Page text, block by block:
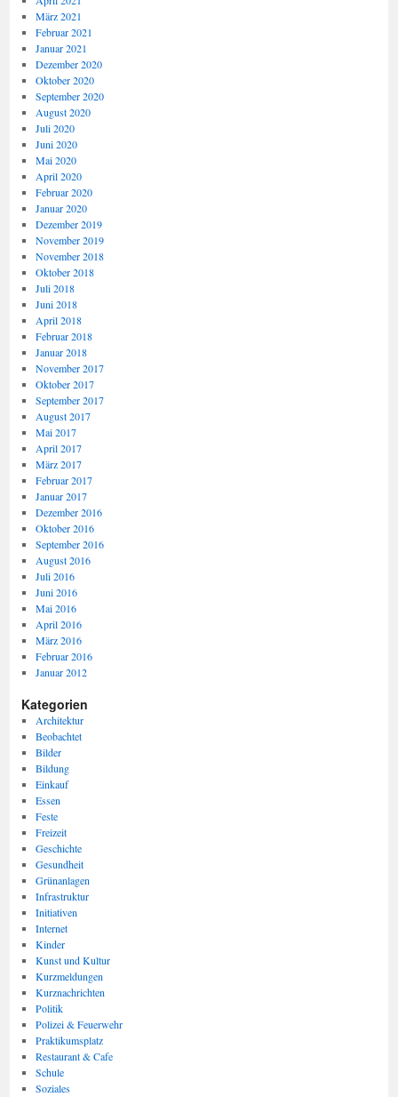
März 2021
Februar 2021
Januar 2021
Dezember 2020
Oktober 2020
September 2020
August 2020
Juli 2020
Juni 2020
Mai 2020
April 2020
Februar 2020
Januar 2020
Dezember 2019
November 2019
November 2018
Oktober 2018
Juli 2018
Juni 2018
April 2018
Februar 2018
Januar 2018
November 2017
Oktober 2017
September 2017
August 2017
Mai 2017
April 2017
März 2017
Februar 2017
Januar 2017
Dezember 2016
Oktober 2016
September 2016
August 2016
Juli 2016
Juni 2016
Mai 2016
April 2016
März 2016
Februar 2016
Januar 2012
Kategorien
Architektur
Beobachtet
Bilder
Bildung
Einkauf
Essen
Feste
Freizeit
Geschichte
Gesundheit
Grünanlagen
Infrastruktur
Initiativen
Internet
Kinder
Kunst und Kultur
Kurzmeldungen
Kurznachrichten
Politik
Polizei & Feuerwehr
Praktikumsplatz
Restaurant & Cafe
Schule
Soziales